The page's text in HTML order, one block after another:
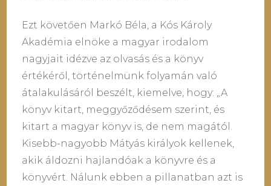
Ezt követően Markó Béla, a Kós Károly
Akadémia elnöke a magyar irodalom
nagyjait idézve az olvasás és a könyv
értékéről, történelmünk folyamán való
átalakulásáról beszélt, kiemelve, hogy: „A
könyv kitart, meggyőződésem szerint, és
kitart a magyar könyv is, de nem magától.
Kisebb-nagyobb Mátyás királyok kellenek,
akik áldozni hajlandóak a könyvre és a
könyvért. Nálunk ebben a pillanatban azt is